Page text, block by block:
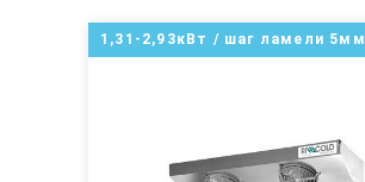
1,31-2,93кВт / шаг ламели 5мм